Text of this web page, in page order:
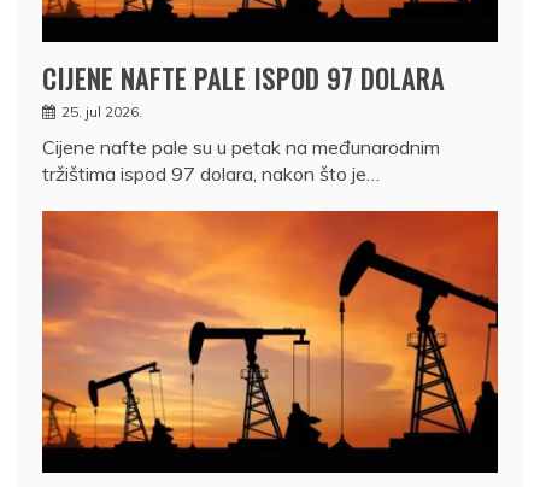
CIJENE NAFTE PALE ISPOD 97 DOLARA
25. jul 2026.
Cijene nafte pale su u petak na međunarodnim
tržištima ispod 97 dolara, nakon što je…